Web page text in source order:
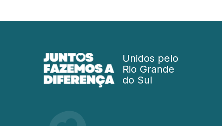
Unidos pelo
Rio Grande
do Sul